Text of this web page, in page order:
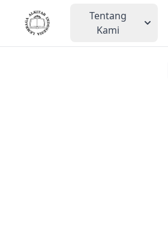
Tentang
Kami